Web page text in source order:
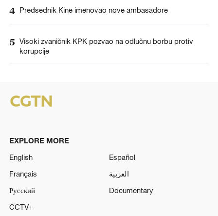
4 Predsednik Kine imenovao nove ambasadore
5 Visoki zvaničnik KPK pozvao na odlučnu borbu protiv
korupcije
EXPLORE MORE
English
Español
Français
العربية
Русский
Documentary
CCTV+